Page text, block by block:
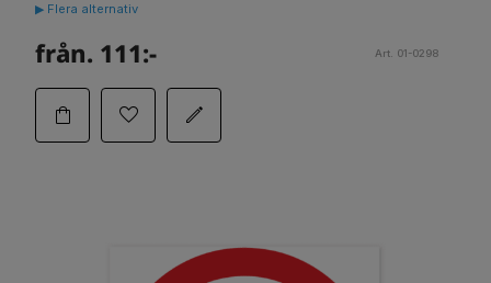
▶ Flera alternativ
från. 111:- Art. 01-0298